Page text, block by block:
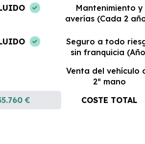
Mantenimiento y
averías (Cada 2
Seguro a todo
sin franquicia
Venta del vehículo
2ª mano
€ COSTE TOTAL